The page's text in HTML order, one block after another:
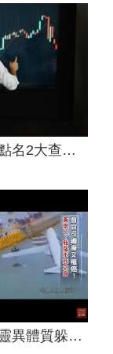
四貸同堂玩槓桿！銀行點名2大查核死角
獨家／黃崇仁生前曝有靈異體質躲班機墜海